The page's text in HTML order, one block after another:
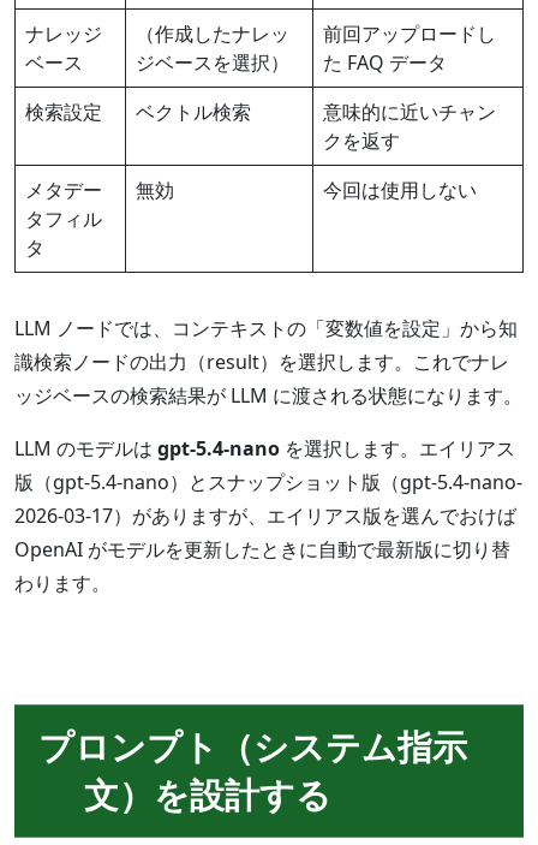
ナレッジ
ベース
（作成したナレッ
ジベースを選択）
前回アップロードし
た FAQ データ
検索設定
ベクトル検索
意味的に近いチャン
クを返す
メタデー
タフィル
タ
無効 今回は使用しない
LLM ノードでは、コンテキストの「変数値を設定」から知
識検索ノードの出力（result）を選択します。これでナレ
ッジベースの検索結果が LLM に渡される状態になります。
LLM のモデルは gpt-5.4-nano を選択します。エイリアス
版（gpt-5.4-nano）とスナップショット版（gpt-5.4-nano-
2026-03-17）がありますが、エイリアス版を選んでおけば
OpenAI がモデルを更新したときに自動で最新版に切り替
わります。
プロンプト（システム指示
文）を設計する